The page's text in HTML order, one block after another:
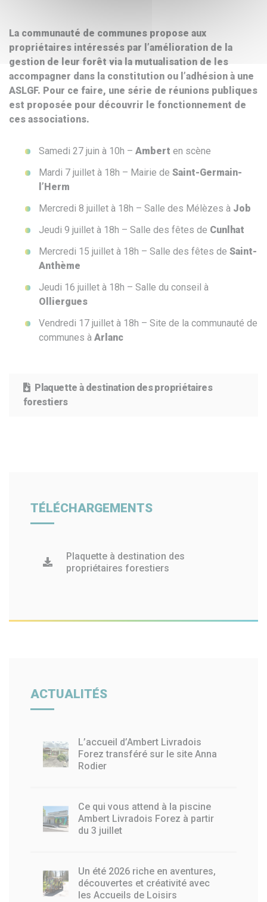
La communauté de communes propose aux
propriétaires intéressés par l’amélioration de la
gestion de leur forêt via la mutualisation de les
accompagner dans la constitution ou l’adhésion à une
ASLGF. Pour ce faire, une série de réunions publiques
est proposée pour découvrir le fonctionnement de
ces associations.
Samedi 27 juin à 10h – Ambert en scène
Mardi 7 juillet à 18h – Mairie de Saint-Germain-
l’Herm
Mercredi 8 juillet à 18h – Salle des Mélèzes à Job
Jeudi 9 juillet à 18h – Salle des fêtes de Cunlhat
Mercredi 15 juillet à 18h – Salle des fêtes de Saint-
Anthème
Jeudi 16 juillet à 18h – Salle du conseil à
Olliergues
Vendredi 17 juillet à 18h – Site de la communauté de
communes à Arlanc
Plaquette à destination des propriétaires
forestiers
TÉLÉCHARGEMENTS
Plaquette à destination des
propriétaires forestiers
ACTUALITÉS
L’accueil d’Ambert Livradois
Forez transféré sur le site Anna
Rodier
Ce qui vous attend à la piscine
Ambert Livradois Forez à partir
du 3 juillet
Un été 2026 riche en aventures,
découvertes et créativité avec
les Accueils de Loisirs